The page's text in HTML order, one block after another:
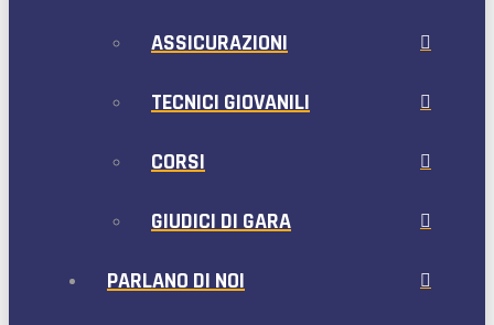
ASSICURAZIONI
TECNICI GIOVANILI
CORSI
GIUDICI DI GARA
PARLANO DI NOI